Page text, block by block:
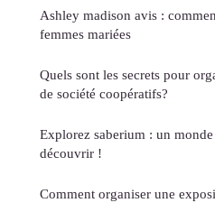
Ashley madison avis :
femmes mariées
Quels sont les secrets pour
de société coopératifs?
Explorez saberium : un monde
découvrir !
Comment organiser une